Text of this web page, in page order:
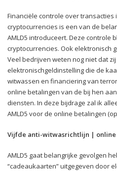
Financiële controle over transacties
cryptocurrencies is een van de
AMLD5 introduceert. Deze controle
cryptocurrencies. Ook elektronisch
Veel bedrijven weten nog niet dat
elektronischgeldinstelling die de
witwassen en financiering van
online betalingen van de bij hen
diensten. In deze bijdrage zal ik
AMLD5 voor de online betalingen
Vijfde anti-witwasrichtlijn | online
AMLD5 gaat belangrijke gevolgen
“cadeaukaarten” uitgegeven door